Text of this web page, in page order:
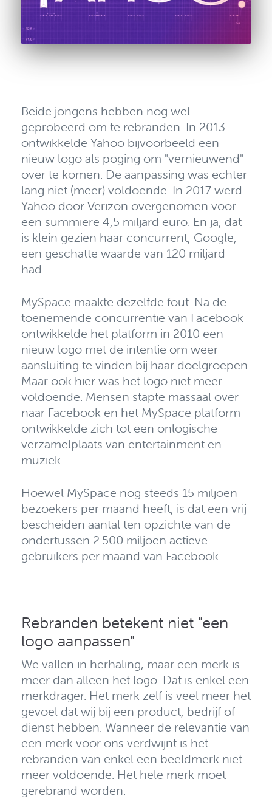
Beide jongens hebben nog wel
geprobeerd om te rebranden. In 2013
ontwikkelde Yahoo bijvoorbeeld een
nieuw logo als poging om "vernieuwend"
over te komen. De aanpassing was echter
lang niet (meer) voldoende. In 2017 werd
Yahoo door Verizon overgenomen voor
een summiere 4,5 miljard euro. En ja, dat
is klein gezien haar concurrent, Google,
een geschatte waarde van 120 miljard
had.
MySpace maakte dezelfde fout. Na de
toenemende concurrentie van Facebook
ontwikkelde het platform in 2010 een
nieuw logo met de intentie om weer
aansluiting te vinden bij haar doelgroepen.
Maar ook hier was het logo niet meer
voldoende. Mensen stapte massaal over
naar Facebook en het MySpace platform
ontwikkelde zich tot een onlogische
verzamelplaats van entertainment en
muziek.
Hoewel MySpace nog steeds 15 miljoen
bezoekers per maand heeft, is dat een vrij
bescheiden aantal ten opzichte van de
ondertussen 2.500 miljoen actieve
gebruikers per maand van Facebook.
Rebranden betekent niet "een
logo aanpassen"
We vallen in herhaling, maar een merk is
meer dan alleen het logo. Dat is enkel een
merkdrager. Het merk zelf is veel meer het
gevoel dat wij bij een product, bedrijf of
dienst hebben. Wanneer de relevantie van
een merk voor ons verdwijnt is het
rebranden van enkel een beeldmerk niet
meer voldoende. Het hele merk moet
gerebrand worden.